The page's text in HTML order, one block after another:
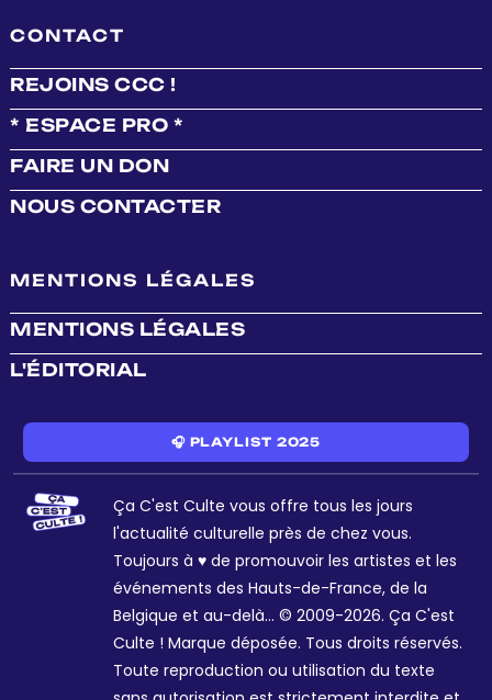
CONTACT
REJOINS CCC !
* ESPACE PRO *
FAIRE UN DON
NOUS CONTACTER
MENTIONS LÉGALES
MENTIONS LÉGALES
L'ÉDITORIAL
🎧 PLAYLIST 2025
Ça C'est Culte vous offre tous les jours
l'actualité culturelle près de chez vous.
Toujours à ♥ de promouvoir les artistes et les
événements des Hauts-de-France, de la
Belgique et au-delà... © 2009-2026. Ça C'est
Culte ! Marque déposée. Tous droits réservés.
Toute reproduction ou utilisation du texte